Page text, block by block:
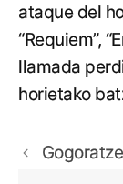
ataque del
“Requiem”,
llamada
horietako